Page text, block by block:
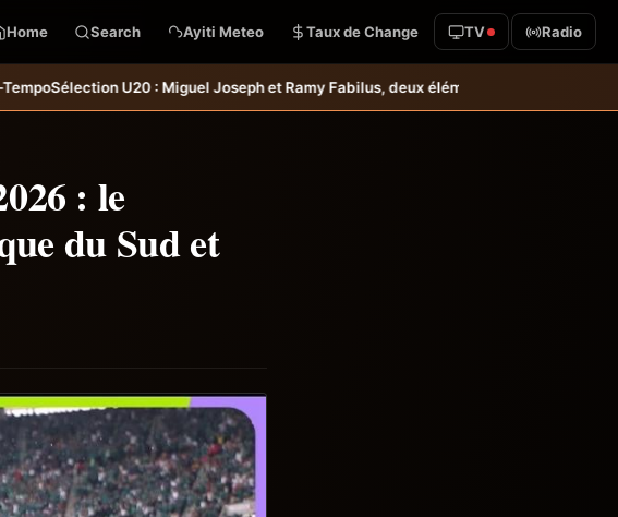
Home Search Ayiti Meteo Taux de Change TV Radio
et Ramy Fabilus, deux éléments intéressants qu’il faudrait garder à l’œil &#8211;
: le
du Sud et